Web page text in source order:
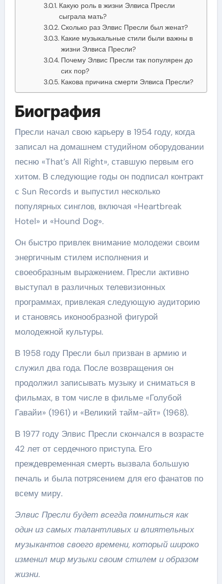
Какую роль в жизни Элвиса Пресли
сыграла мать?
Сколько раз Элвис Пресли был женат?
Какие музыкальные стили были важны в
жизни Элвиса Пресли?
Почему Элвис Пресли так популярен до
сих пор?
Какова причина смерти Элвиса Пресли?
Биография
Пресли начал свою карьеру в 1954 году, когда
записал на домашнем студийном оборудовании
песню «That’s All Right», ставшую первым его
хитом. В следующие годы он подписал контракт
с Sun Records и выпустил несколько
популярных синглов, включая «Heartbreak
Hotel» и «Hound Dog».
Он быстро привлек внимание молодежи своим
энергичным стилем исполнения и
своеобразным выражением. Пресли активно
выступал в различных телевизионных
программах, привлекая следующую аудиторию
и становясь иконообразной фигурой
молодежной культуры.
В 1958 году Пресли был призван в армию и
служил два года. После возвращения он
продолжил записывать музыку и сниматься в
фильмах, в том числе в фильме «Голубой
Гавайи» (1961) и «Великий тайм-айт» (1968).
В 1977 году Элвис Пресли скончался в возрасте
42 лет от сердечного приступа. Его
преждевременная смерть вызвала большую
печаль и была потрясением для его фанатов по
всему миру.
Элвис Пресли будет всегда помниться как
один из самых талантливых и влиятельных
музыкантов своего времени, который широко
изменил мир музыки своим стилем и образом
жизни.